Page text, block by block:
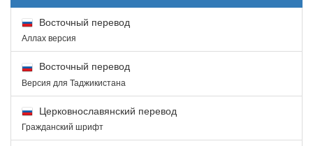
Восточный перевод
Аллах версия
Восточный перевод
Версия для Таджикистана
Церковнославянский перевод
Гражданский шрифт